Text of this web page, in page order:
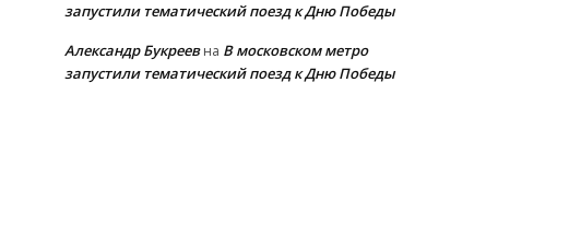
запустили тематический поезд к Дню Победы
Александр Букреевна В московском метро
запустили тематический поезд к Дню Победы